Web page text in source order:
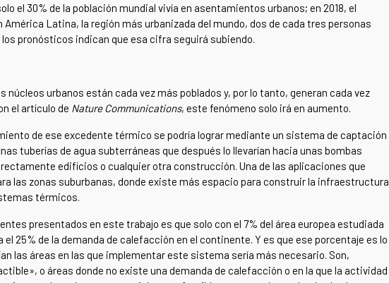
el 30% de la población mundial vivía en asentamientos urbanos; en 2018, el
América Latina, la región más urbanizada del mundo, dos de cada tres personas
los pronósticos indican que esa cifra seguirá subiendo.
núcleos urbanos están cada vez más poblados y, por lo tanto, generan cada vez
el artículo de Nature Communications, este fenómeno solo irá en aumento.
de ese excedente térmico se podría lograr mediante un sistema de captación
tuberías de agua subterráneas que después lo llevarían hacia unas bombas
edificios o cualquier otra construcción. Una de las aplicaciones que
las zonas suburbanas, donde existe más espacio para construir la infraestructura
térmicos.
presentados en este trabajo es que solo con el 7% del área europea estudiada
25% de la demanda de calefacción en el continente. Y es que ese porcentaje es lo
las áreas en las que implementar este sistema sería más necesario. Son,
o áreas donde no existe una demanda de calefacción o en la que la actividad